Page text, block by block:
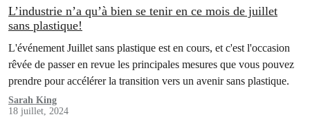
L’industrie n’a qu’à bien se tenir en ce mois de juillet
sans plastique!
L'événement Juillet sans plastique est en cours, et c'est l'occasion
rêvée de passer en revue les principales mesures que vous pouvez
prendre pour accélérer la transition vers un avenir sans plastique.
Sarah King
18 juillet, 2024